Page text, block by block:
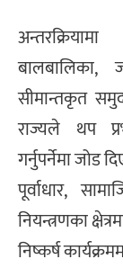
बालबालिका,
सीमान्तकृत
राज्यले थप
गर्नुपर्नेमा जोड
पूर्वाधार,
नियन्त्रणका
निष्कर्ष